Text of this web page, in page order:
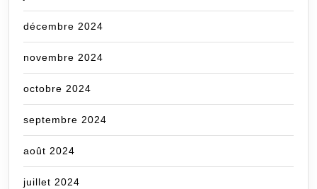
décembre 2024
novembre 2024
octobre 2024
septembre 2024
août 2024
juillet 2024